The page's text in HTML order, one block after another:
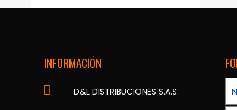
INFORMACIÓN
D&L DISTRIBUCIONES S.A.S: